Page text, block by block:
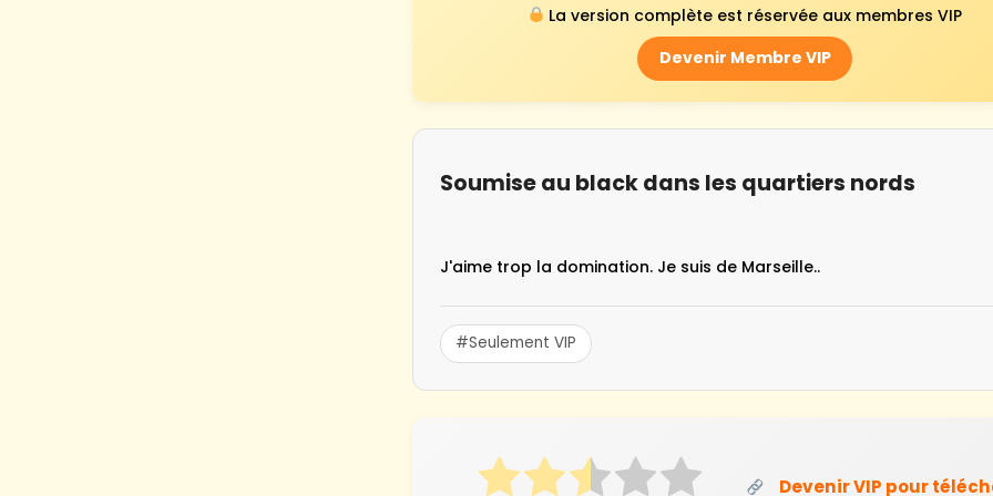
La version complète est réservée aux membres VIP
Devenir Membre VIP
Soumise au black dans les quartiers nords
J'aime trop la domination. Je suis de Marseille..
#Seulement VIP
Devenir VIP pour